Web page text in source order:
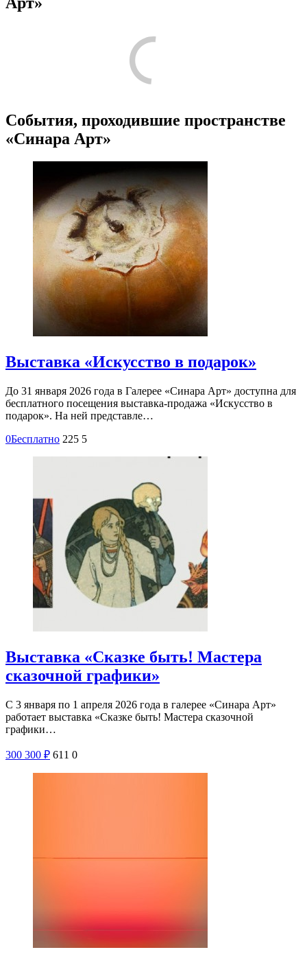
События, проходившие пространстве
«Синара Арт»
Выставка «Искусство в подарок»
До 31 января 2026 года в Галерее «Синара Арт» доступна для
бесплатного посещения выставка-продажа «Искусство в
подарок». На ней представле…
0Бесплатно 225 5
Выставка «Сказке быть! Мастера
сказочной графики»
С 3 января по 1 апреля 2026 года в галерее «Синара Арт»
работает выставка «Сказке быть! Мастера сказочной
графики…
300 300 ₽ 611 0